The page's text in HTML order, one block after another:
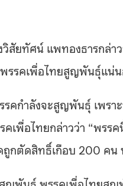
วิสัยทัศน์ แพทองธารกล่
รรคเพื่อไทยสูญพันธุ์แน่
รคกำลังจะสูญพันธุ์ เพร
เพื่อไทยกล่าวว่า “พรร
ถูกตัดสิทธิ์เกือบ 200 ค